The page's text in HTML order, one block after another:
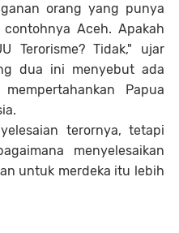
orang yang punya
Aceh. Apakah
Terorisme? Tidak," ujar
dua ini menyebut ada
Papua
terornya, tetapi
menyelesaikan
untuk merdeka itu lebih